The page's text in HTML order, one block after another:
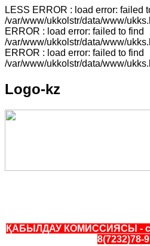
LESS ERROR : load error: failed
/var/www/ukkolstr/data/www/
ERROR : load error: failed to find
/var/www/ukkolstr/data/www/
ERROR : load error: failed to find
/var/www/ukkolstr/data/www/
Logo-kz
ҚАБЫЛДАУ КОМИССИЯСЫ -
8(7232)78-